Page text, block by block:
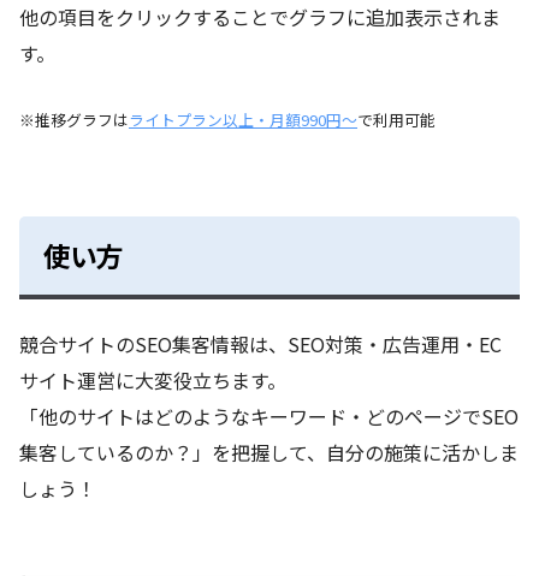
他の項目をクリックすることでグラフに追加表示されま
す。
※推移グラフはライトプラン以上・月額990円～で利用可能
使い方
競合サイトのSEO集客情報は、SEO対策・広告運用・EC
サイト運営に大変役立ちます。
「他のサイトはどのようなキーワード・どのページでSEO
集客しているのか？」を把握して、自分の施策に活かしま
しょう！